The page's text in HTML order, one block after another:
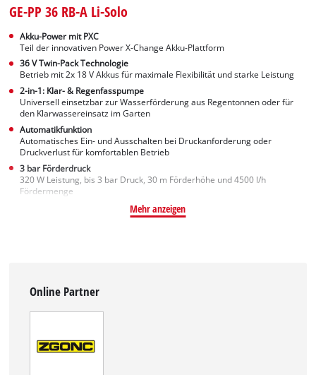
GE-PP 36 RB-A Li-Solo
Akku-Power mit PXC
Teil der innovativen Power X-Change Akku-Plattform
36 V Twin-Pack Technologie
Betrieb mit 2x 18 V Akkus für maximale Flexibilität und starke Leistung
2-in-1: Klar- & Regenfasspumpe
Universell einsetzbar zur Wasserförderung aus Regentonnen oder für
den Klarwassereinsatz im Garten
Automatikfunktion
Automatisches Ein- und Ausschalten bei Druckanforderung oder
Druckverlust für komfortablen Betrieb
3 bar Förderdruck
320 W Leistung, bis 3 bar Druck, 30 m Förderhöhe und 4500 l/h
Fördermenge
Mehr anzeigen
Online Partner